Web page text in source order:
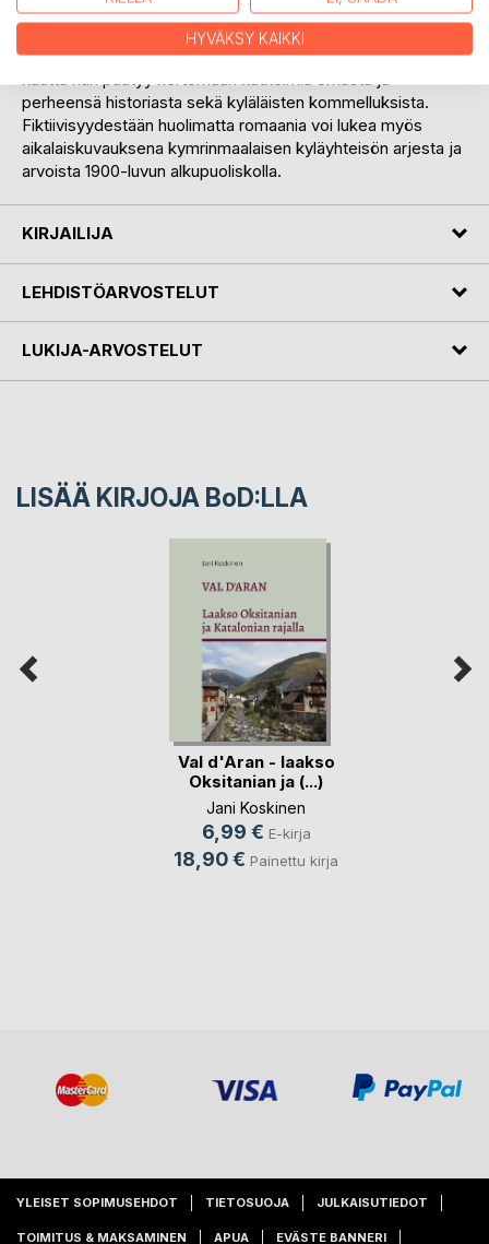
kertojahahmo, kaivosmies John Davies, tyhjentää
lapsuudenkotiaan äitinsä kuoleman jälkeen. Huonekalujen ja
tavaroiden myyminen nostattaa pintaan muistoja, joiden
kautta hän päätyy kertomaan katkelmia omasta ja
perheensä historiasta sekä kyläläisten kommelluksista.
Fiktiivisyydestään huolimatta romaania voi lukea myös
aikalaiskuvauksena kymrinmaalaisen kyläyhteisön arjesta ja
arvoista 1900-luvun alkupuoliskolla.
KIRJAILIJA
LEHDISTÖARVOSTELUT
LUKIJA-ARVOSTELUT
LISÄÄ KIRJOJA BoD:LLA
Val d'Aran - laakso
Oksitanian ja (...)
Jani Koskinen
6,99 € E-kirja
18,90 € Painettu kirja
YLEISET SOPIMUSEHDOT TIETOSUOJA JULKAISUTIEDOT
TOIMITUS & MAKSAMINEN APUA EVÄSTE BANNERI
HYVÄKSY KAIKKI